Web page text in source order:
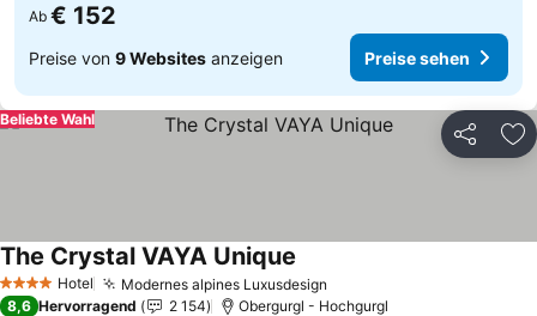
Ab € 152
Preise von 9 Websites anzeigen Preise sehen
Teilen
Beliebte Wahl
4 Sterne Hotel Modernes alpines Luxusdesign
The Crystal VAYA Unique
8,6 Hervorragend 2 154 Obergurgl - Hochgurgl